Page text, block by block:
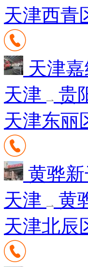
天津西青
天津
天津
贵
天津东丽
黄骅
天津
黄
天津北辰